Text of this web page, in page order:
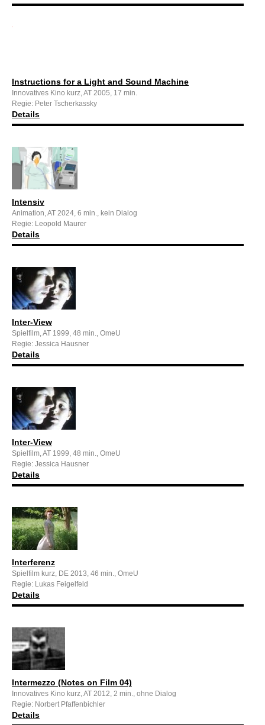
Instructions for a Light and Sound Machine
Innovatives Kino kurz, AT 2005, 17 min.
Regie: Peter Tscherkassky
Details
Intensiv
Animation, AT 2024, 6 min., kein Dialog
Regie: Leopold Maurer
Details
Inter-View
Spielfilm, AT 1999, 48 min., OmeU
Regie: Jessica Hausner
Details
Inter-View
Spielfilm, AT 1999, 48 min., OmeU
Regie: Jessica Hausner
Details
Interferenz
Spielfilm kurz, DE 2013, 46 min., OmeU
Regie: Lukas Feigelfeld
Details
Intermezzo (Notes on Film 04)
Innovatives Kino kurz, AT 2012, 2 min., ohne Dialog
Regie: Norbert Pfaffenbichler
Details